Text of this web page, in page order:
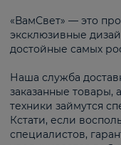
«ВамСвет» — это
эксклюзивные
достойные самых
Наша служба
заказанные товары,
техники займутся
Кстати, если
специалистов,